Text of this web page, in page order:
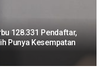
128.331 Pendaftar,
Punya Kesempatan